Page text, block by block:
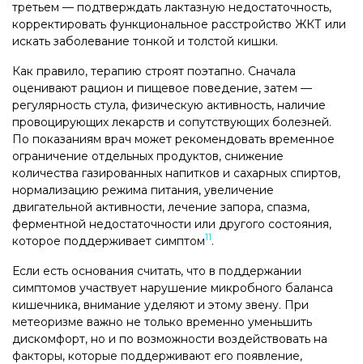
третьем — подтверждать лактазную недостаточность,
корректировать функциональное расстройство ЖКТ или
искать заболевание тонкой и толстой кишки.
Как правило, терапию строят поэтапно. Сначала
оценивают рацион и пищевое поведение, затем —
регулярность стула, физическую активность, наличие
провоцирующих лекарств и сопутствующих болезней.
По показаниям врач может рекомендовать временное
ограничение отдельных продуктов, снижение
количества газированных напитков и сахарных спиртов,
нормализацию режима питания, увеличение
двигательной активности, лечение запора, спазма,
ферментной недостаточности или другого состояния,
которое поддерживает симптом11.
Если есть основания считать, что в поддержании
симптомов участвует нарушение микробного баланса
кишечника, внимание уделяют и этому звену. При
метеоризме важно не только временно уменьшить
дискомфорт, но и по возможности воздействовать на
факторы, которые поддерживают его появление,